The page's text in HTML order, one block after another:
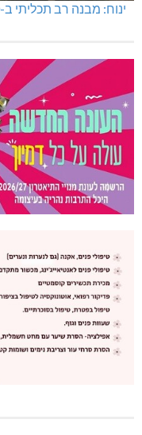
ינוח: מבנה רב תכליתי ב-120 מלש"ח